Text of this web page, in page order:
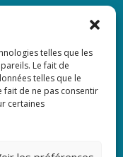
telles que les
Le fait de
telles que le
fait de ne pas consentir
certaines